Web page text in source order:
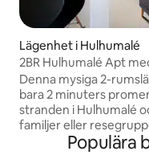
Lägenhet i Hulhumalé
2BR Hulhumalé Apt
minuters promenad till
Denna mysiga 2-
bara 2 minuters
stranden i Hulhumalé
familjer eller
Populära